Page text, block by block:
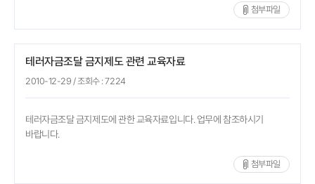
첨부파일
테러자금조달 금지제도 관련 교육자료
2010-12-29 / 조회수 :7224
테러자금조달 금지제도에 관한 교육자료입니다. 업무에 참조하시기
바랍니다.
첨부파일